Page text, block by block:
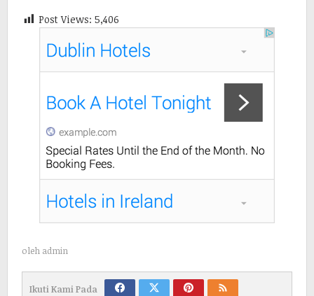
Post Views: 5,406
oleh admin
Ikuti Kami Pada